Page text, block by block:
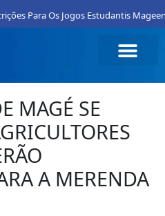
Para Os Jogos Estudantis Mageenses
MAGÉ SE
A MERENDA